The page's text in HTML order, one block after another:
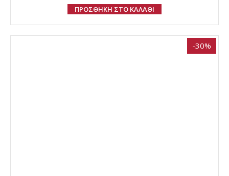
ΠΡΟΣΘΗΚΗ ΣΤΟ ΚΑΛΑΘΙ
-30%